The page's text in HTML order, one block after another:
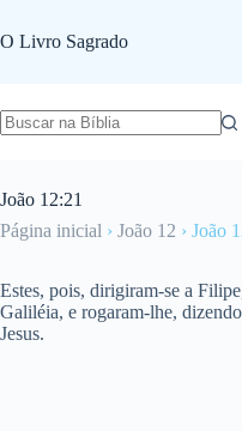
para
o
O Livro Sagrado
João 12:21
Página inicial › João 12 › João
Estes, pois, dirigiram-se a
Galiléia, e rogaram-lhe,
Jesus.